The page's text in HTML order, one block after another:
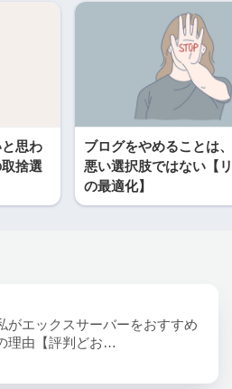
思わ
捨選
ブログをやめることは
悪い選択肢ではない【
の最適化】
がエックスサーバーをおすすめ
理由【評判どお…